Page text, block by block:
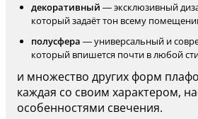
декоративный — эксклюзивный
который задаёт тон всему
полусфера — универсальный и
который впишется почти в любой
и множество других форм
каждая со своим характером,
особенностями свечения.